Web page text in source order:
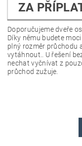
ZA
Doporučujeme dveře
Díky němu budete
plný rozměr průchodu
vytáhnout.. U řešení
nechat vyčnívat z
průchod zužuje.